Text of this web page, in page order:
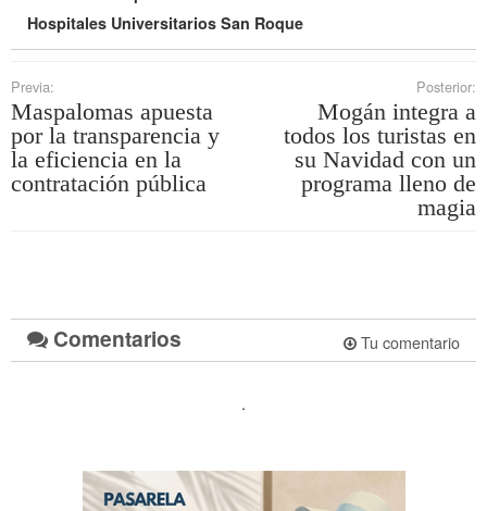
Hospitales Universitarios San Roque
Previa:
Maspalomas apuesta
por la transparencia y
la eficiencia en la
contratación pública
Posterior:
Mogán integra a
todos los turistas en
su Navidad con un
programa lleno de
magia
Comentarios Tu comentario
.